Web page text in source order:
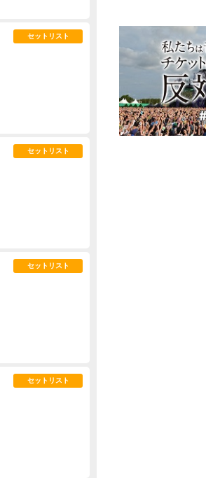
セットリスト
セットリスト
セットリスト
セットリスト